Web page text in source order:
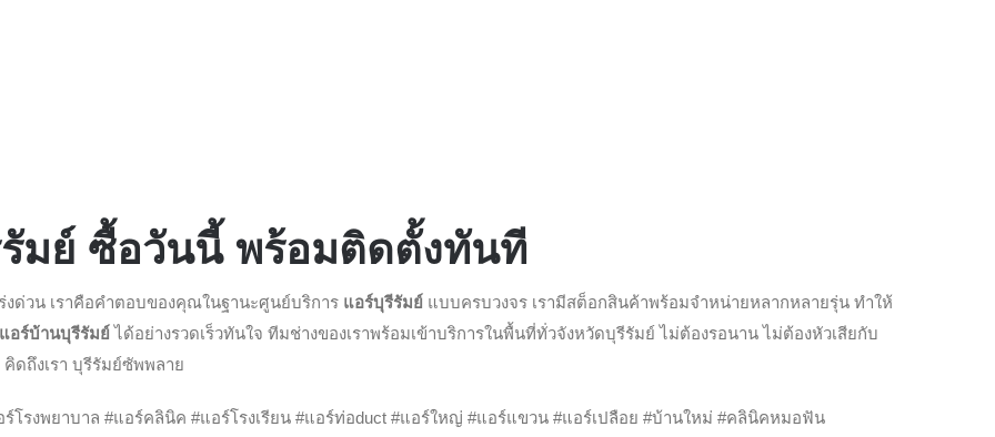
รัมย์ ซื้อวันนี้ พร้อมติดตั้งทันที
ด่วน เราคือคำตอบของคุณในฐานะศูนย์บริการ แอร์บุรีรัมย์ แบบครบวงจร เรามีสต็อกสินค้าพร้อมจำหน่ายหลากหลายรุ่น ทำให้
อร์บ้านบุรีรัมย์ ได้อย่างรวดเร็วทันใจ ทีมช่างของเราพร้อมเข้าบริการในพื้นที่ทั่วจังหวัดบุรีรัมย์ ไม่ต้องรอนาน ไม่ต้องหัวเสียกับ
ดถึงเรา บุรีรัมย์ซัพพลาย
โรงพยาบาล #แอร์คลินิค #แอร์โรงเรียน #แอร์ท่อduct #แอร์ใหญ่ #แอร์แขวน #แอร์เปลือย #บ้านใหม่ #คลินิคหมอฟัน